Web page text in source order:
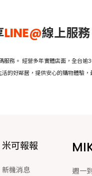
LINE@線上服務
務。 經營多年實體店面，全台逾
好鄰居，提供安心的購物體驗，
米可報報
新機消息
週一